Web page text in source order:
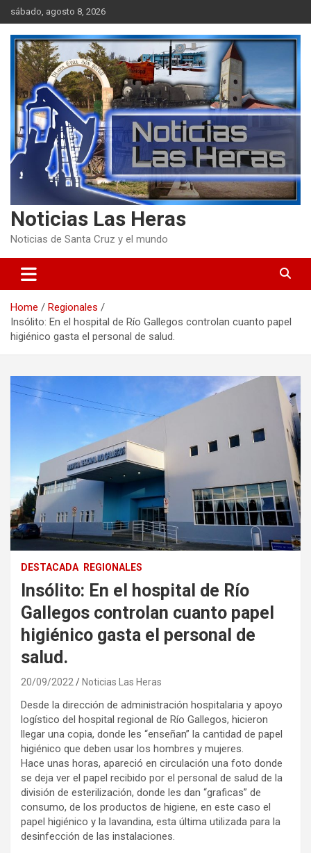
Skip
to
content
sábado, agosto 8, 2026
Noticias Las Heras
Noticias de Santa Cruz y el mundo
Home
Regionales
Insólito: En el hospital de Río Gallegos controlan cuanto papel
higiénico gasta el personal de salud.
DESTACADA REGIONALES
Insólito: En el hospital de Río
Gallegos controlan cuanto papel
higiénico gasta el personal de
salud.
20/09/2022 Noticias Las Heras
Desde la dirección de administración hospitalaria y apoyo
logístico del hospital regional de Río Gallegos, hicieron
llegar una copia, donde les “enseñan” la cantidad de papel
higiénico que deben usar los hombres y mujeres.
Hace unas horas, apareció en circulación una foto donde
se deja ver el papel recibido por el personal de salud de la
división de esterilización, donde les dan “graficas” de
consumo, de los productos de higiene, en este caso el
papel higiénico y la lavandina, esta última utilizada para la
desinfección de las instalaciones.